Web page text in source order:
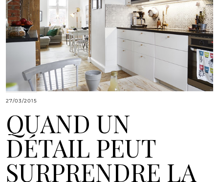
27/03/2015
QUAND UN
DÉTAIL PEUT
SURPRENDRE LA